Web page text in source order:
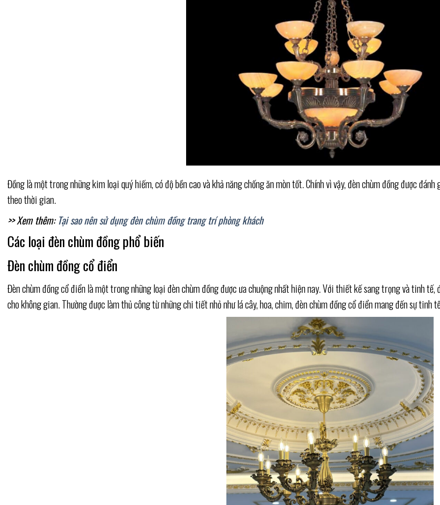
Đồng là một trong những kim loại quý hiếm, có độ bền cao và khả năng chống ăn mòn tốt. Chính vì vậy, đèn chùm đồng được
theo thời gian.
>> Xem thêm: Tại sao nên sử dụng đèn chùm đồng trang trí phòng khách
Các loại đèn chùm đồng phổ biến
Đèn chùm đồng cổ điển
Đèn chùm đồng cổ điển là một trong những loại đèn chùm đồng được ưa chuộng nhất hiện nay. Với thiết kế sang trọng và tinh
cho không gian. Thường được làm thủ công từ những chi tiết nhỏ như lá cây, hoa, chim, đèn chùm đồng cổ điển mang đến sự tinh